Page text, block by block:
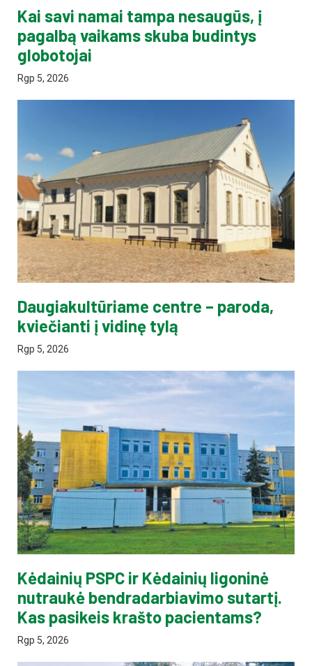
Kai savi namai tampa nesaugūs, į
pagalbą vaikams skuba budintys
globotojai
Rgp 5, 2026
Daugiakultūriame centre – paroda,
kviečianti į vidinę tylą
Rgp 5, 2026
Kėdainių PSPC ir Kėdainių ligoninė
nutraukė bendradarbiavimo sutartį.
Kas pasikeis krašto pacientams?
Rgp 5, 2026